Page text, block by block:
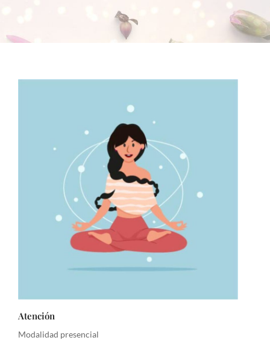
Atención
Modalidad presencial